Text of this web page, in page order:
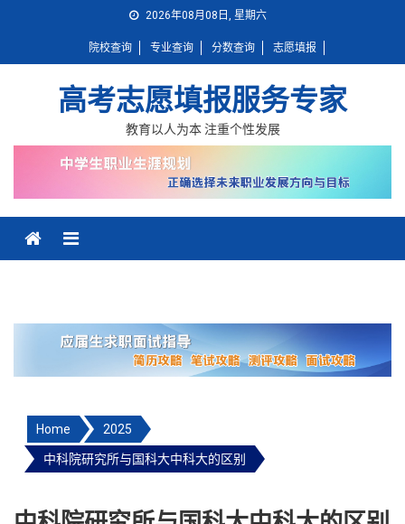
2026年08月08日, 星期六
院校查询 专业查询 分数查询 志愿填报
高考志愿填报服务专家
教育以人为本 注重个性发展
Home 2025
中科院研究所与国科大中科大的区别